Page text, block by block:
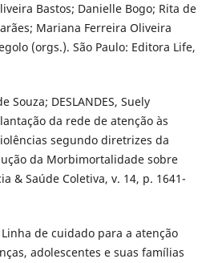
Bastos; Danielle Bogo; Rita de
Mariana Ferreira Oliveira
(orgs.). São Paulo: Editora Life,
Souza; DESLANDES, Suely
da rede de atenção às
segundo diretrizes da
da Morbimortalidade sobre
& Saúde Coletiva, v. 14, p. 1641-
Linha de cuidado para a atenção
adolescentes e suas famílias